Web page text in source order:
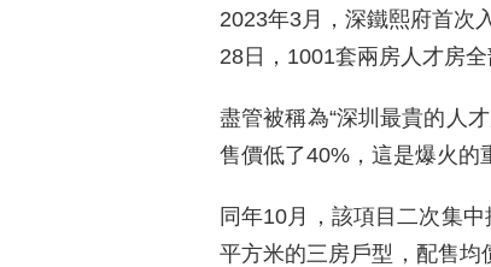
2023年3月，深鐵熙府首次
28日，1001套兩房人才房
盡管被稱為“深圳最貴的人
售價低了40%，這是爆火的
同年10月，該項目二次集
平方米的三房戶型，配售均